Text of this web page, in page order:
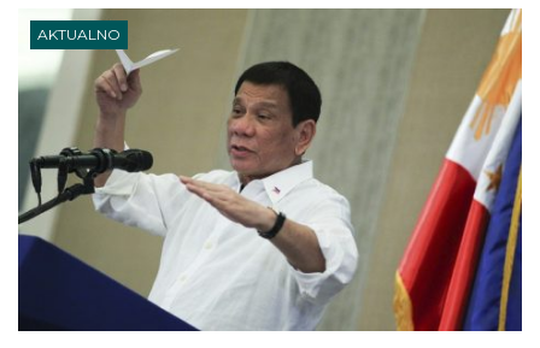
AKTUALNO